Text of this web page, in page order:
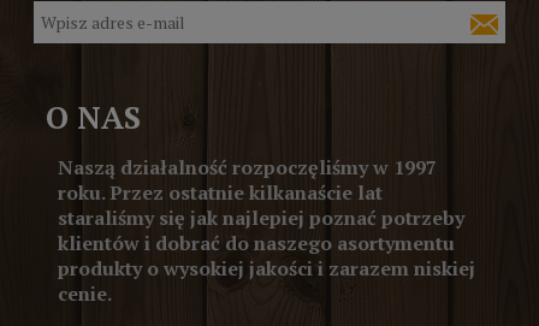
O NAS
Naszą działalność rozpoczęliśmy w 1997
roku. Przez ostatnie kilkanaście lat
staraliśmy się jak najlepiej poznać potrzeby
klientów i dobrać do naszego asortymentu
produkty o wysokiej jakości i zarazem niskiej
cenie.